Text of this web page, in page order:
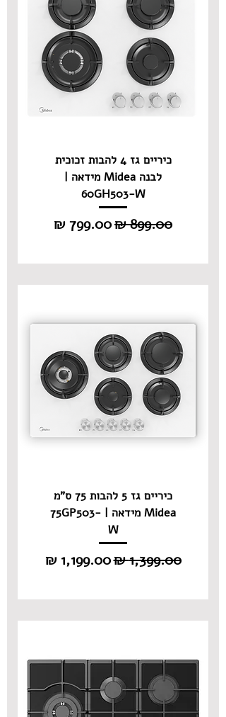
כיריים גז 4 להבות זכוכית
לבנה Midea מידאה |
60GH503-W
מחיר רגיל מחיר מבצע
כיריים גז 5 להבות 75 ס"מ
Midea מידאה | 75GP503-
W
מחיר רגיל‏1,399.00 ‏₪ מחיר מבצע‏1,199.00 ‏₪